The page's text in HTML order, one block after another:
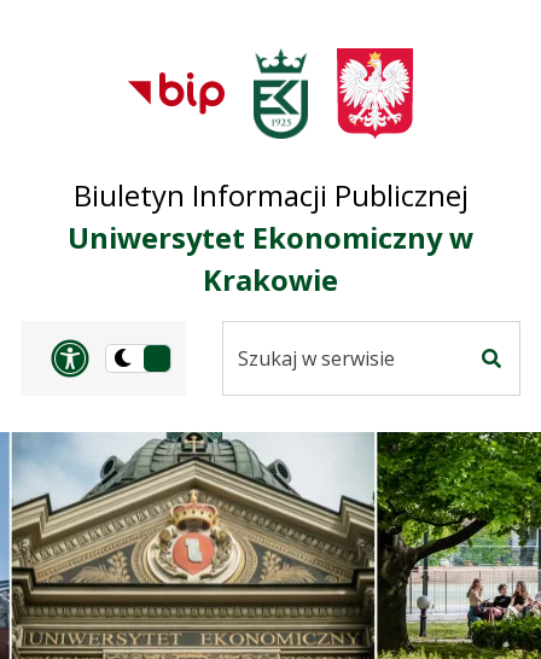
Przejdź do
głównego menu
Przejdź do treści
Przejdź do mapy
serwisu
Biuletyn Informacji Publicznej
Uniwersytet Ekonomiczny w
Krakowie
Panel dostosowania
Przełącz
ciemną
serwisie